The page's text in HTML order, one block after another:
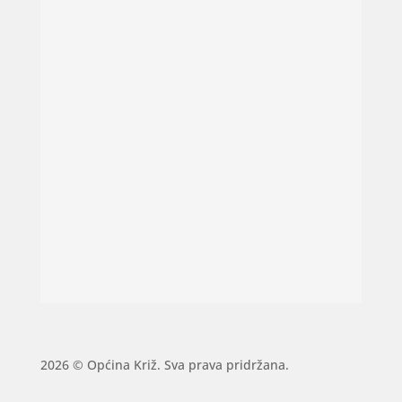
2026 © Općina Križ. Sva prava pridržana.